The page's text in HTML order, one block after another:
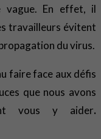
vague. En effet, il
travailleurs évitent
du virus.
faire face aux défis
que nous avons
vous y aider.